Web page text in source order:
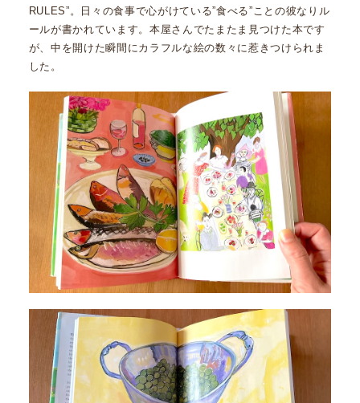
RULES”。日々の食事で心がけている”食べる”ことの彼なりル
ールが書かれています。本屋さんでたまたま見つけた本です
が、中を開けた瞬間にカラフルな絵の数々に惹きつけられま
した。